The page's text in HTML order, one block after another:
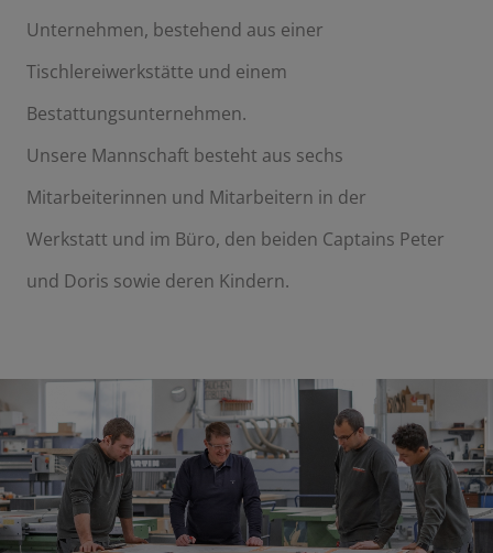
Unternehmen, bestehend aus einer
Tischlereiwerkstätte und einem
Bestattungsunternehmen.
Unsere Mannschaft besteht aus sechs
Mitarbeiterinnen und Mitarbeitern in der
Werkstatt und im Büro, den beiden Captains Peter
und Doris sowie deren Kindern.
Anbieter
Google LLC
Youtube-Videos.
Cookie Laufzeit
2 Jahre